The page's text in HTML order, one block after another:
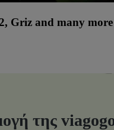
and many more
της